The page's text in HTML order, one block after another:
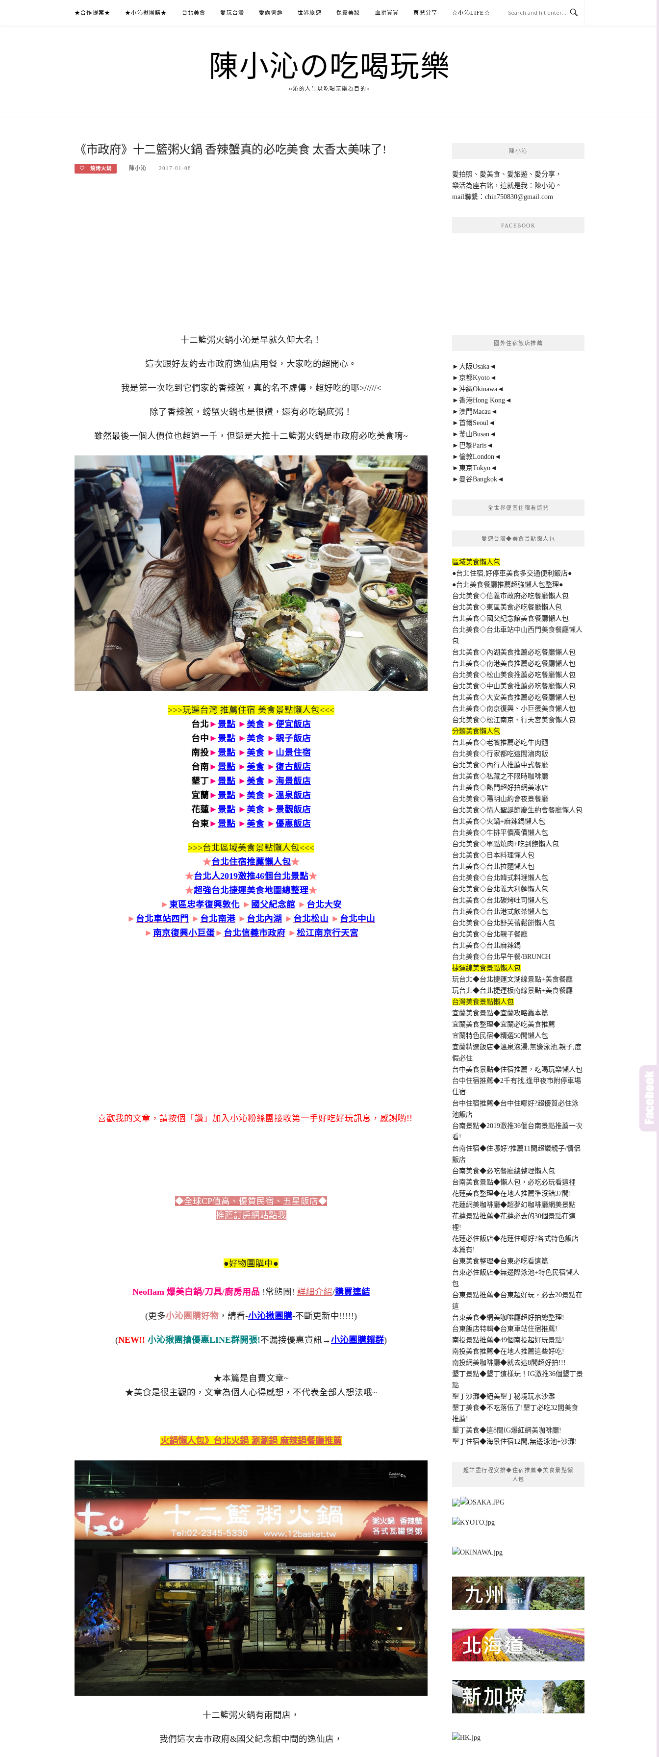
★合作提案★ ★小沁揪團購★ 台北美食 愛玩台灣 愛露營趣 世界旅遊 保養美妝 血拚買買 育兒分享 ☆小沁LIFE☆
陳小沁の吃喝玩樂
○沁的人生以吃喝玩樂為目的○
《市政府》十二籃粥火鍋 香辣蟹真的必吃美食 太香太美味了!
♡ 燒烤火鍋 陳小沁 2017-01-08
十二籃粥火鍋小沁是早就久仰大名！
這次跟好友約去市政府逸仙店用餐，大家吃的超開心。
我是第一次吃到它們家的香辣蟹，真的名不虛傳，超好吃的耶>/////<
除了香辣蟹，螃蟹火鍋也是很讚，還有必吃鍋底粥！
雖然最後一個人價位也超過一千，但還是大推十二籃粥火鍋是市政府必吃美食唷~
>>>玩遍台灣 推薦住宿 美食景點懶人包<<<
台北► 景點 ► 美食 ► 便宜飯店
台中 ► 景點 ► 美食 ► 親子飯店
南投► 景點 ► 美食 ► 山景住宿
台南► 景點 ► 美食 ► 復古飯店
墾丁► 景點 ► 美食 ► 海景飯店
宜蘭 ► 景點 ► 美食 ► 溫泉飯店
花蓮► 景點 ► 美食 ► 景觀飯店
台東► 景點 ► 美食 ► 優惠飯店
>>>台北區域美食景點懶人包<<<
★台北住宿推薦懶人包★
★台北人2019激推46個台北景點★
★超強台北捷運美食地圖總整理★
► 東區忠孝復興敦化 ► 國父紀念館 ► 台北大安
► 台北車站西門 ► 台北南港 ► 台北內湖 ► 台北松山 ► 台北中山
► 南京復興小巨蛋► 台北信義市政府► 松江南京行天宮
喜歡我的文章，請按個「讚」加入小沁粉絲團接收第一手好吃好玩訊息，感謝喲!!
◆全球CP值高、優質民宿、五星飯店◆
推薦訂房網站點我
●好物團購中●
Neoflam 爆美白鍋/刀具/廚房用品 !常態團! 詳細介紹/購買連結
(更多小沁團購好物 ，請看-小沁揪團購-不斷更新中!!!!!)
(NEW!! 小沁揪團搶優惠LINE群開張!不漏接優惠資訊→小沁團購賴群)
★本篇是自費文章~
★美食是很主觀的，文章為個人心得感想，不代表全部人想法哦~
火鍋懶人包》台北火鍋 涮涮鍋 麻辣鍋餐廳推薦
十二籃粥火鍋有兩間店，
我們這次去市政府&國父紀念館中間的逸仙店，
陳小沁
愛拍照、愛美食、愛旅遊、愛分享，
樂活為座右銘，這就是我：陳小沁。
mail聯繫： chin750830@gmail.com
FACEBOOK
國外住宿飯店推薦
►大阪Osaka◄
►京都Kyoto◄
►沖繩Okinawa◄
►香港Hong Kong◄
►澳門Macau◄
►首爾Seoul◄
►釜山Busan◄
►巴黎Paris◄
►倫敦London◄
►東京Tokyo◄
►曼谷Bangkok◄
全世界便宜住宿看這兒
愛遊台灣◆美食景點懶人包
區域美食懶人包
●台北住宿,好停車美食多交通便利飯店●
●台北美食餐廳推薦超強懶人包整理●
台北美食◇信義市政府必吃餐廳懶人包
台北美食◇東區美食必吃餐廳懶人包
台北美食◇國父紀念館美食餐廳懶人包
台北美食◇台北車站中山西門美食餐廳懶人
包
台北美食◇內湖美食推薦必吃餐廳懶人包
台北美食◇南港美食推薦必吃餐廳懶人包
台北美食◇松山美食推薦必吃餐廳懶人包
台北美食◇中山美食推薦必吃餐廳懶人包
台北美食◇大安美食推薦必吃餐廳懶人包
台北美食◇南京復興、小巨蛋美食懶人包
台北美食◇松江南京、行天宮美食懶人包
分類美食懶人包
台北美食◇老饕推薦必吃牛肉麵
台北美食◇行家都吃這間滷肉飯
台北美食◇內行人推薦中式餐廳
台北美食◇私藏之不限時咖啡廳
台北美食◇熱門超好拍網美冰店
台北美食◇陽明山約會夜景餐廳
台北美食◇情人聖誕節慶生約會餐廳懶人包
台北美食◇火鍋+麻辣鍋懶人包
台北美食◇牛排平價高價懶人包
台北美食◇單點燒肉+吃到飽懶人包
台北美食◇日本料理懶人包
台北美食◇台北拉麵懶人包
台北美食◇台北韓式料理懶人包
台北美食◇台北義大利麵懶人包
台北美食◇台北碳烤吐司懶人包
台北美食◇台北港式飲茶懶人包
台北美食◇台北舒芙蕾鬆餅懶人包
台北美食◇台北親子餐廳
台北美食◇台北麻辣鍋
台北美食◇台北早午餐/BRUNCH
捷運線美食景點懶人包
玩台北◆台北捷運文湖線景點+美食餐廳
玩台北◆台北捷運板南線景點+美食餐廳
台灣美食景點懶人包
宜蘭美食景點◆宜蘭攻略靠本篇
宜蘭美食整理◆宜蘭必吃美食推薦
宜蘭特色民宿◆精選50間懶人包
宜蘭精選飯店◆溫泉泡湯,無邊泳池,親子,度
假必住
台中美食景點◆住宿推薦，吃喝玩樂懶人包
台中住宿推薦◆2千有找,逢甲夜市附停車場
住宿
台中住宿推薦◆台中住哪好?超優質必住泳
池飯店
台南景點◆2019激推36個台南景點推薦一次
看!
台南住宿◆住哪好?推薦11間超讚親子/情侶
飯店
台南美食◆必吃餐廳總整理懶人包
台南美食景點◆懶人包，必吃必玩看這裡
花蓮美食整理◆在地人推薦準沒錯37間!
花蓮網美咖啡廳◆超夢幻咖啡廳網美景點
花蓮景點推薦◆花蓮必去的30個景點在這
裡!
花蓮必住飯店◆花蓮住哪好?各式特色飯店
本篇有!
台東美食整理◆台東必吃看這篇
台東必住飯店◆無邊際泳池+特色民宿懶人
包
台東景點推薦◆台東超好玩，必去20景點在
這
台東美食◆網美咖啡廳超好拍總整理!
台東飯店特輯◆台東車站住宿推薦!
南投景點推薦◆49個南投超好玩景點!
南投美食推薦◆在地人推薦這些好吃!
南投網美咖啡廳◆就去這8間超好拍!!!
墾丁景點◆墾丁這樣玩！IG激推36個墾丁景
點
墾丁沙灘◆絕美墾丁秘境玩水沙灘
墾丁美食◆不吃落伍了!墾丁必吃32間美食
推薦!
墾丁美食◆這8間IG爆紅網美咖啡廳!
墾丁住宿◆海景住宿12間,無邊泳池+沙灘!
超詳盡行程安排◆住宿推薦◆美食景點懶
人包